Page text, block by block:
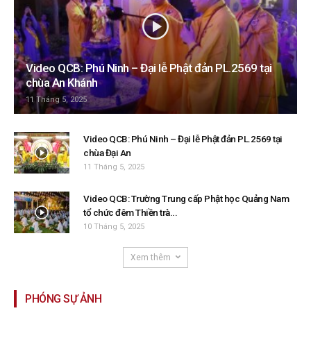
Video QCB: Phú Ninh – Đại lễ Phật đản PL.2569 tại
chùa An Khánh
11 Tháng 5, 2025
Video QCB: Phú Ninh – Đại lễ Phật đản PL.2569 tại
chùa Đại An
11 Tháng 5, 2025
Video QCB: Trường Trung cấp Phật học Quảng Nam
tổ chức đêm Thiền trà...
10 Tháng 5, 2025
Xem thêm
PHÓNG SỰ ẢNH